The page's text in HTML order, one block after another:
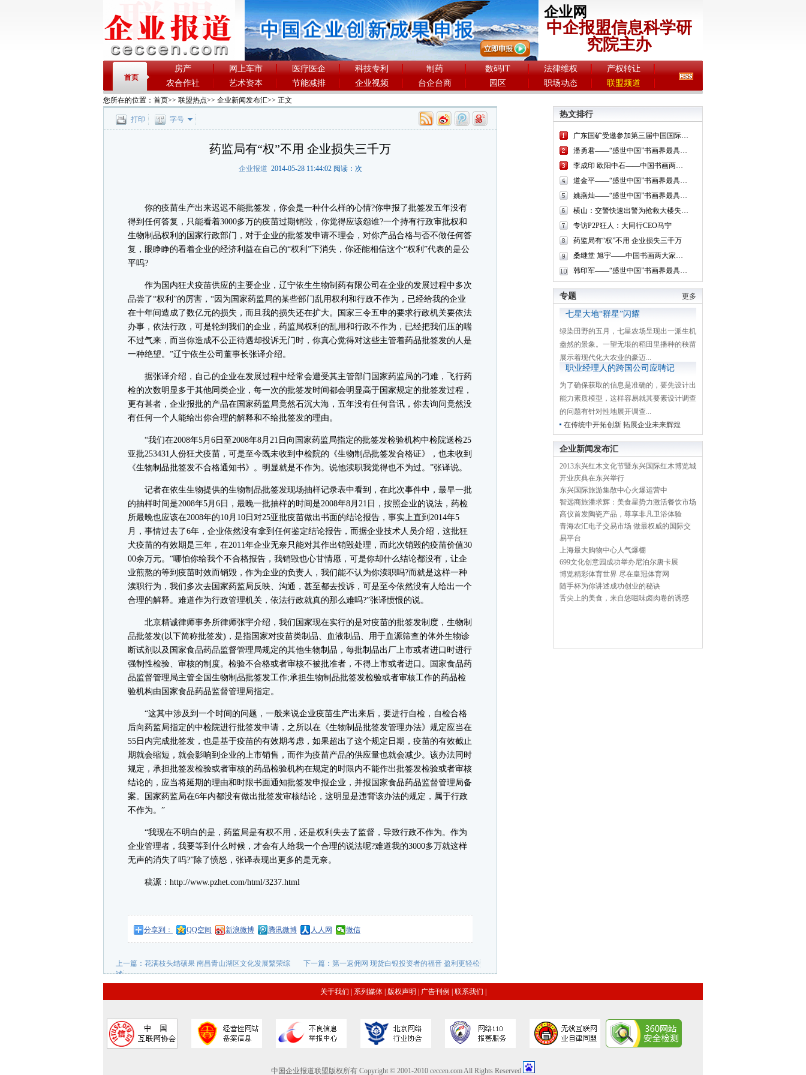
企业网
中企报盟信息科学研
究院主办
首页
房产 网上车市 医疗医企 科技专利 制药 数码IT 法律维权
产权转让
农合作社
艺术资本 节能减排 企业视频 台企台商 园区 职场动态 联盟频道
您所在的位置： 首页>> 联盟热点>> 企业新闻发布汇>> 正文
打印 字号
药监局有“权”不用 企业损失三千万
企业报道 2014-05-28 11:44:02 阅读： 次
你的疫苗生产出来迟迟不能批签发，你会是一种什么样的心情?你申报了批签发五年没有
得到任何答复，只能看着3000多万的疫苗过期销毁，你觉得应该怨谁?一个持有行政审批权和
生物制品权利的国家行政部门，对于企业的批签发申请不理会，对你产品合格与否不做任何答
复，眼睁睁的看着企业的经济利益在自己的“权利”下消失，你还能相信这个“权利”代表的是公
平吗?
作为国内狂犬疫苗供应的主要企业，辽宁依生生物制药有限公司在企业的发展过程中多次
品尝了“权利”的厉害，“因为国家药监局的某些部门乱用权利和行政不作为，已经给我的企业
在十年间造成了数亿元的损失，而且我的损失还在扩大。国家三令五申的要求行政机关要依法
办事，依法行政，可是轮到我们的企业，药监局权利的乱用和行政不作为，已经把我们压的喘
不过气来，而当你造成不公正待遇却投诉无门时，你真心觉得对这些主管着药品批签发的人是
一种绝望。”辽宁依生公司董事长张译介绍。
据张译介绍，自己的企业在发展过程中经常会遭受其主管部门国家药监局的刁难，飞行药
检的次数明显多于其他同类企业，每一次的批签发时间都会明显高于国家规定的批签发过程，
更有甚者，企业报批的产品在国家药监局竟然石沉大海，五年没有任何音讯，你去询问竟然没
有任何一个人能给出你合理的解释和不给批签发的理由。
“我们在2008年5月6日至2008年8月21日向国家药监局指定的批签发检验机构中检院送检25
亚批253431人份狂犬疫苗，可是至今既未收到中检院的《生物制品批签发合格证》，也未收到
《生物制品批签发不合格通知书》。明显就是不作为。说他渎职我觉得也不为过。”张译说。
记者在依生生物提供的生物制品批签发现场抽样记录表中看到，在此次事件中，最早一批
的抽样时间是2008年5月6日，最晚一批抽样的时间是2008年8月21日，按照企业的说法，药检
所最晚也应该在2008年的10月10日对25亚批疫苗做出书面的结论报告，事实上直到2014年5
月，事情过去了6年，企业依然没有拿到任何鉴定结论报告，而据企业技术人员介绍，这批狂
犬疫苗的有效期是三年，在2011年企业无奈只能对其作出销毁处理，而此次销毁的疫苗价值30
00余万元。“哪怕你给我个不合格报告，我销毁也心甘情愿，可是你却什么结论都没有，让企
业煎熬的等到疫苗时效而销毁，作为企业的负责人，我们能不认为你渎职吗?而就是这样一种
渎职行为，我们多次去国家药监局反映、沟通，甚至都去投诉，可是至今依然没有人给出一个
合理的解释。难道作为行政管理机关，依法行政就真的那么难吗?”张译愤恨的说。
北京精诚律师事务所律师张宇介绍，我们国家现在实行的是对疫苗的批签发制度，生物制
品批签发(以下简称批签发)，是指国家对疫苗类制品、血液制品、用于血源筛查的体外生物诊
断试剂以及国家食品药品监督管理局规定的其他生物制品，每批制品出厂上市或者进口时进行
强制性检验、审核的制度。检验不合格或者审核不被批准者，不得上市或者进口。国家食品药
品监督管理局主管全国生物制品批签发工作;承担生物制品批签发检验或者审核工作的药品检
验机构由国家食品药品监督管理局指定。
“这其中涉及到一个时间的问题，一般来说企业疫苗生产出来后，要进行自检，自检合格
后向药监局指定的中检院进行批签发申请，之所以在《生物制品批签发管理办法》规定应当在
55日内完成批签发，也是基于疫苗的有效期考虑，如果超出了这个规定日期，疫苗的有效截止
期就会缩短，就会影响到企业的上市销售，而作为疫苗产品的供应量也就会减少。该办法同时
规定，承担批签发检验或者审核的药品检验机构在规定的时限内不能作出批签发检验或者审核
结论的，应当将延期的理由和时限书面通知批签发申报企业，并报国家食品药品监督管理局备
案。国家药监局在6年内都没有做出批签发审核结论，这明显是违背该办法的规定，属于行政
不作为。”
“我现在不明白的是，药监局是有权不用，还是权利失去了监督，导致行政不作为。作为
企业管理者，我要等到什么时候，才会有人给我一个合理的说法呢?难道我的3000多万就这样
无声的消失了吗?”除了愤怒，张译表现出更多的是无奈。
稿源：http://www.pzhet.com/html/3237.html
分享到： QQ空间 新浪微博 腾讯微博 人人网 微信
上一篇： 花满枝头结硕果 南昌青山湖区文化发展繁荣综
述
下一篇： 第一返佣网 现货白银投资者的福音 盈利更轻松
热文排行
广东国矿受邀参加第三届中国国际金融交易·博览会
潘勇君——“盛世中国”书画界最具贡献人物献礼建国65周年
李成印 欧阳中石——中国书画两大家作品鉴赏
道金平——“盛世中国”书画界最具贡献人物献礼建国65周年
姚燕灿——“盛世中国”书画界最具贡献人物献礼建国65周年
横山：交警快速出警为抢救大楼失火提供有力保障
专访P2P狂人：大同行CEO马宁
药监局有“权”不用 企业损失三千万
桑继堂 旭宇——中国书画两大家作品鉴赏
韩印军——“盛世中国”书画界最具贡献人物献礼建国65周年
更多
专题
七星大地“群星”闪耀
绿染田野的五月，七星农场呈现出一派生机
盎然的景象。一望无垠的稻田里播种的秧苗
展示着现代化大农业的豪迈...
职业经理人的跨国公司应聘记
为了确保获取的信息是准确的，要先设计出
能力素质模型，这样容易就其要素设计调查
的问题有针对性地展开调查...
在传统中开拓创新 拓展企业未来辉煌
企业新闻发布汇
2013东兴红木文化节暨东兴国际红木博览城
开业庆典在东兴举行
东兴国际旅游集散中心火爆运营中
智远商旅潘求辉：美食星势力激活餐饮市场
高仪首发陶瓷产品，尊享非凡卫浴体验
青海农汇电子交易市场 做最权威的国际交
易平台
上海最大购物中心人气爆棚
699文化创意园成功举办尼泊尔唐卡展
博览精彩体育世界 尽在皇冠体育网
随手杯为你讲述成功创业的秘诀
舌尖上的美食，来自悠嗞味卤肉卷的诱惑
关于我们 系列媒体| 版权声明 广告刊例 联系我们
中国企业报道联盟版权所有 Copyright © 2001-2010 ceccen.com All Rights Reserved